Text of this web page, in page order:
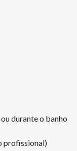
durante o banho
profissional)